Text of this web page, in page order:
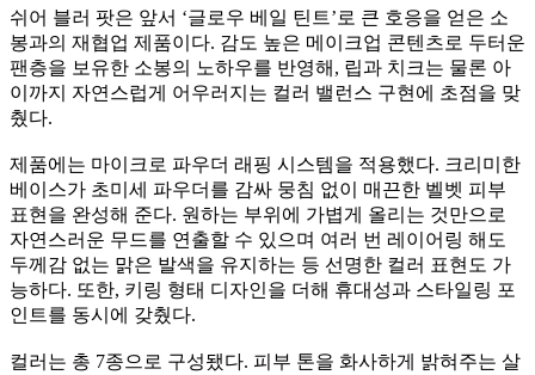
쉬어 블러 팟은 앞서 ‘글로우 베일 틴트’로 큰 호응을 얻은 소
봉과의 재협업 제품이다. 감도 높은 메이크업 콘텐츠로 두터운
팬층을 보유한 소봉의 노하우를 반영해, 립과 치크는 물론 아
이까지 자연스럽게 어우러지는 컬러 밸런스 구현에 초점을 맞
췄다.
제품에는 마이크로 파우더 래핑 시스템을 적용했다. 크리미한
베이스가 초미세 파우더를 감싸 뭉침 없이 매끈한 벨벳 피부
표현을 완성해 준다. 원하는 부위에 가볍게 올리는 것만으로
자연스러운 무드를 연출할 수 있으며 여러 번 레이어링 해도
두께감 없는 맑은 발색을 유지하는 등 선명한 컬러 표현도 가
능하다. 또한, 키링 형태 디자인을 더해 휴대성과 스타일링 포
인트를 동시에 갖췄다.
컬러는 총 7종으로 구성됐다. 피부 톤을 화사하게 밝혀주는 살